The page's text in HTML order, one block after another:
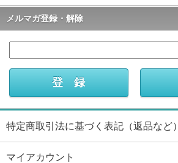
メルマガ登録・解除
特定商取引法に基づく表記（返品など）
マイアカウント